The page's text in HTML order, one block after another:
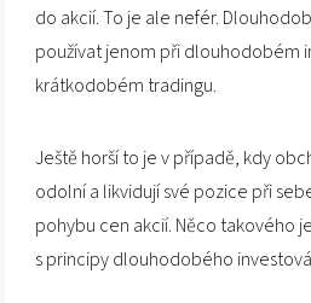
do akcií. To je ale nefér.
používat jenom při dlouhodobém
krátkodobém tradingu.
Ještě horší to je v případě, kdy
odolní a likvidují své pozice při
pohybu cen akcií. Něco takového
s principy dlouhodobého